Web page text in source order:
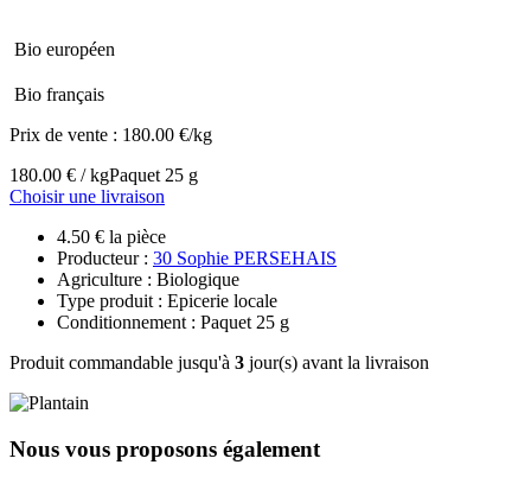
Bio européen
Bio français
Prix de vente : 180.00 €/kg
180.00 € / kgPaquet 25 g
Choisir une livraison
4.50 € la pièce
Producteur : 30 Sophie PERSEHAIS
Agriculture : Biologique
Type produit : Epicerie locale
Conditionnement : Paquet 25 g
Produit commandable jusqu'à 3 jour(s) avant la livraison
Nous vous proposons également